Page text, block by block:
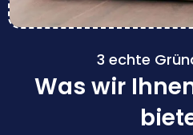
3 echte
Was wir